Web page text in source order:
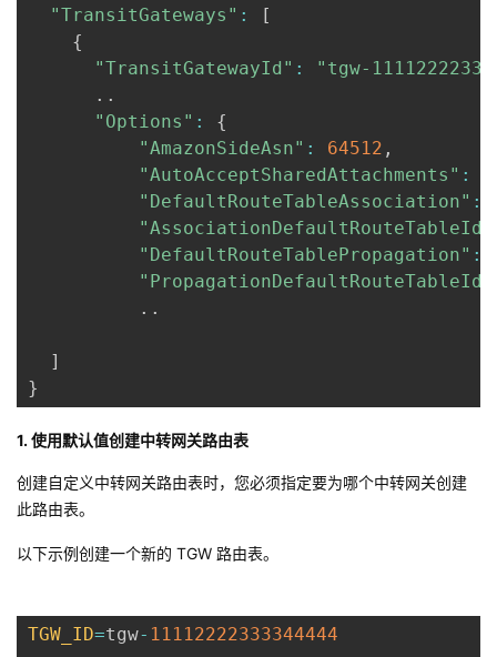
坛
圈
的
我
学
堂
我
的
我
持
我
的
技
我
的
"TransitGateways" :
[
{
"TransitGatewayId" :
"tgw-
. .
"Options" :
{
"AmazonSideAsn" : 64512 ,
"AutoAcceptSharedAttachments" :
"DefaultRouteTableAssociation" :
"AssociationDefaultRouteTableId"
"DefaultRouteTablePropagation" :
"PropagationDefaultRouteTableId"
. .
]
}
1. 使用默认值创建中转网关路由表
创建自定义中转网关路由表时，您必须指定要为哪个中转网关创建
此路由表。
以下示例创建一个新的 TGW 路由表。
TGW_ID=tgw- 11112222333344444